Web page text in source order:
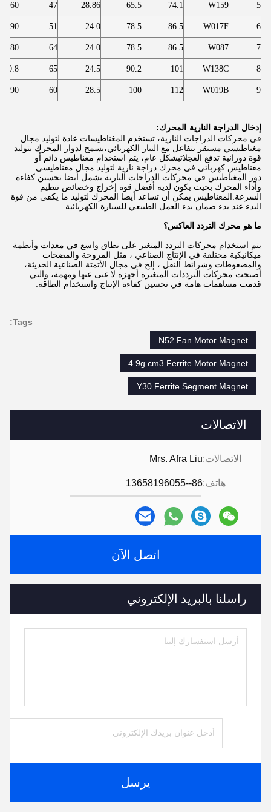
الاتصالات
الاتصالات:Mrs. Afra Liu
هاتف:86--13658196055
اتصل الآن
راسلنا بالبريد الإلكتروني
يرسل
5
W159
74.1
65.5
28.86
47
8.60
6
W017F
86.5
78.5
24.0
51
7.90
7
W087
86.5
78.5
24.0
64
7.80
8
W138C
101
90.2
24.5
65
10.8
9
W019B
112
100
28.5
60
11.90
إدخال الدراجة النارية
المحرك:
في محركات الدراجات النارية، تستخدم المغناطيسات عادة لتوليد مجال
مغناطيسي مستقر يتفاعل مع التيار الكهربائي،يسمح لدوار المحرك بتوليد
قوة دورانية تدفع العجلاتبشكل عام، يتم استخدام مغناطيس دائم أو
مغناطيس كهربائي في محرك دراجة نارية لتوليد مجال مغناطيسي.
دور المغناطيس في محركات الدراجات النارية يشمل أيضا تحسين كفاءة
وأداء المحرك بحيث يكون لديه أفضل قوة إخراج وخصائص تنظيم
السرعة.المغناطيس يمكن أن تساعد أيضا المحرك لتوليد ما يكفي من قوة
البدء عند بدء ضمان بدء العمل الطبيعي للسيارة الكهربائية.
ما هو محرك التردد العاكس؟
يتم استخدام محركات التردد المتغير على نطاق واسع في معدات وأنظمة
ميكانيكية مختلفة في الإنتاج الصناعي ، مثل المروحة والمضخات
والمضغوطات وشرائط النقل ، إلخ.في مجال الأتمتة الصناعية الحديثة،
أصبحت محركات الترددات المتغيرة أجهزة لا غنى عنها ومهمة، والتي
قدمت مساهمات هامة في تحسين كفاءة الإنتاج واستخدام الطاقة.
Tags:
N52 Fan Motor Magnet
4.9g cm3 Ferrite Motor Magnet
Y30 Ferrite Segment Magnet